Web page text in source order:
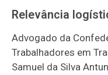
Relevância
Advogado da
Trabalhadores em
Samuel da Silva